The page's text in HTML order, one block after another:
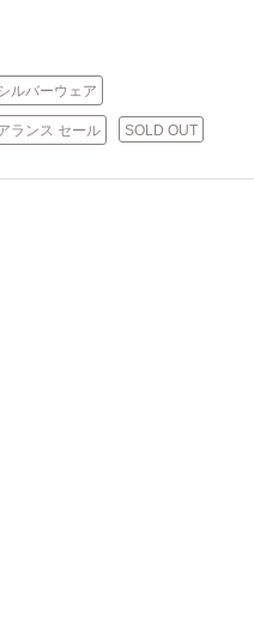
ルバーウェア
ランス セール SOLD OUT